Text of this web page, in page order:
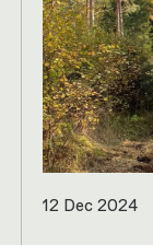
12 Dec 2024